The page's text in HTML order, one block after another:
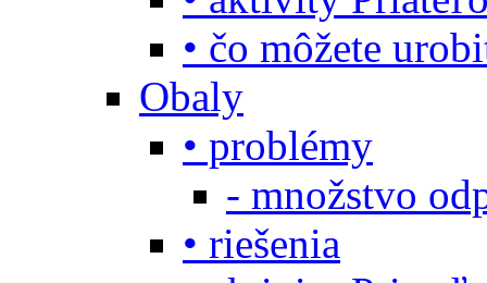
• čo môžete
Obaly
• problémy
- množstvo
• riešenia